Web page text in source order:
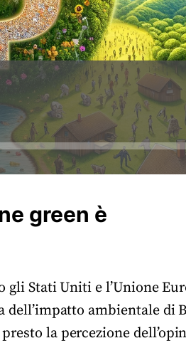
green è
Stati Uniti e l’Unione
ambientale di
la percezione